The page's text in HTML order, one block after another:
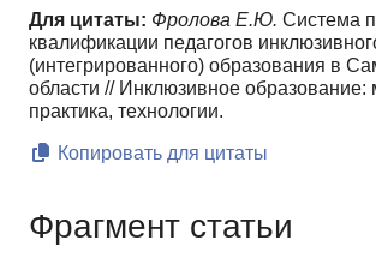
Для цитаты: Фролова Е.Ю. Система
квалификации педагогов
(интегрированного) образования в
области // Инклюзивное образование:
практика, технологии.
Копировать для цитаты
Фрагмент статьи